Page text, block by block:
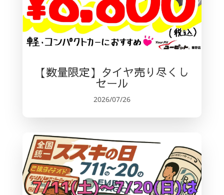
【数量限定】タイヤ売り尽くし
セール
2026/07/26